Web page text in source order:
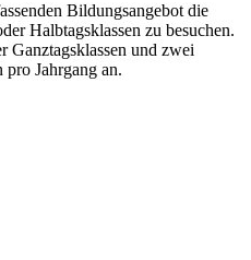
Bildungsangebot die
Halbtagsklassen zu besuchen.
Ganztagsklassen und zwei
pro Jahrgang an.